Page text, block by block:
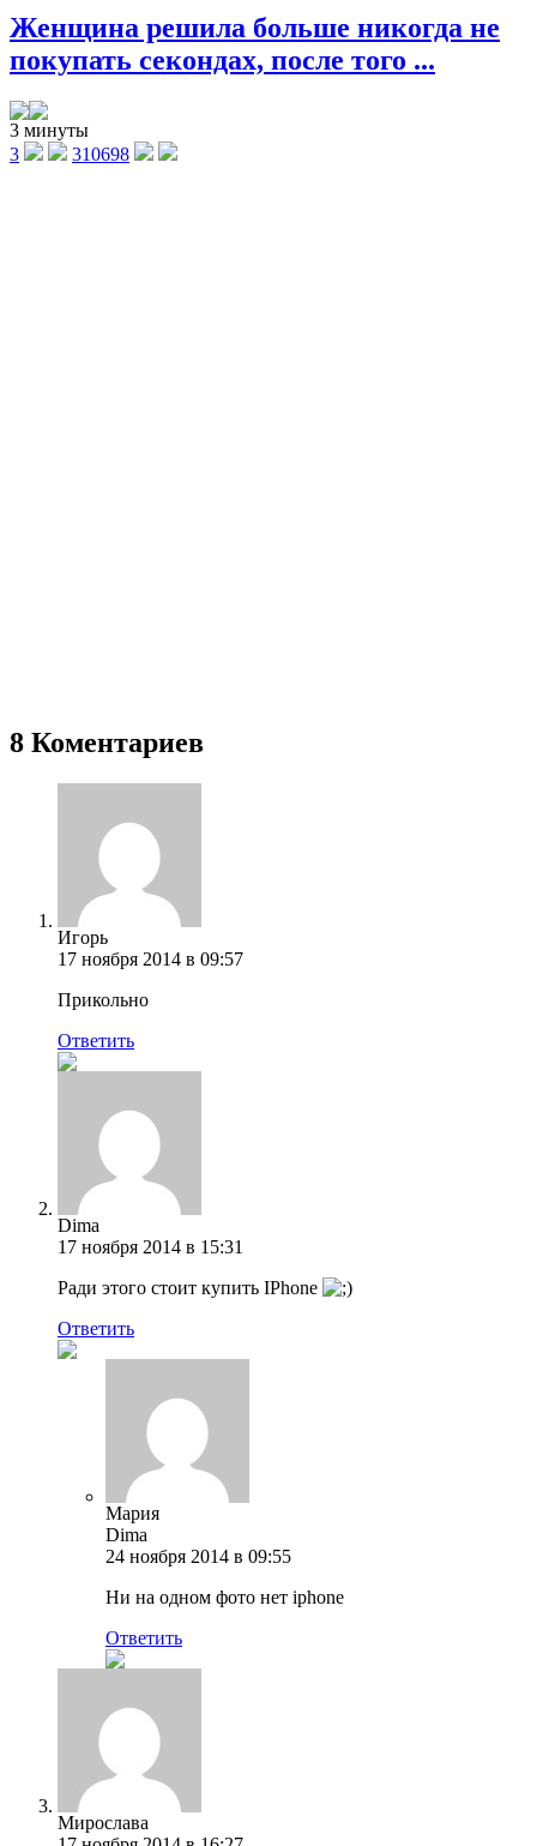
Женщина решила больше никогда не
покупать секондах, после того ...
3 минуты
3
310698
8 Коментариев
Игорь
17 ноября 2014 в 09:57
Прикольно
Ответить
Dima
17 ноября 2014 в 15:31
Ради этого стоит купить IPhone
Ответить
Мария
Dima
24 ноября 2014 в 09:55
Ни на одном фото нет iphone
Ответить
Мирослава